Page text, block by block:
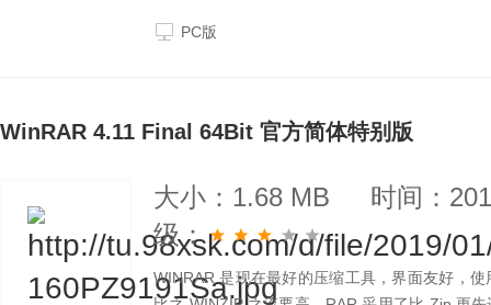
PC版
WinRAR 4.11 Final 64Bit 官方简体特别版
大小：1.68 MB
时间：
级：
WINRAR 是现在最好的压缩工具，界面友好，